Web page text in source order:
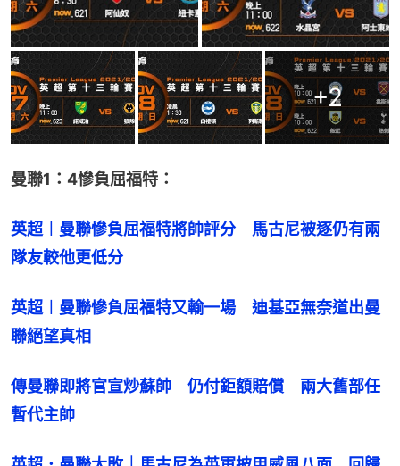
+2
曼聯1：4慘負屈福特：
英超︱曼聯慘負屈福特將帥評分　馬古尼被逐仍有兩
隊友較他更低分
英超︱曼聯慘負屈福特又輸一場　迪基亞無奈道出曼
聯絕望真相
傳曼聯即將官宣炒蘇帥　仍付鉅額賠償　兩大舊部任
暫代主帥